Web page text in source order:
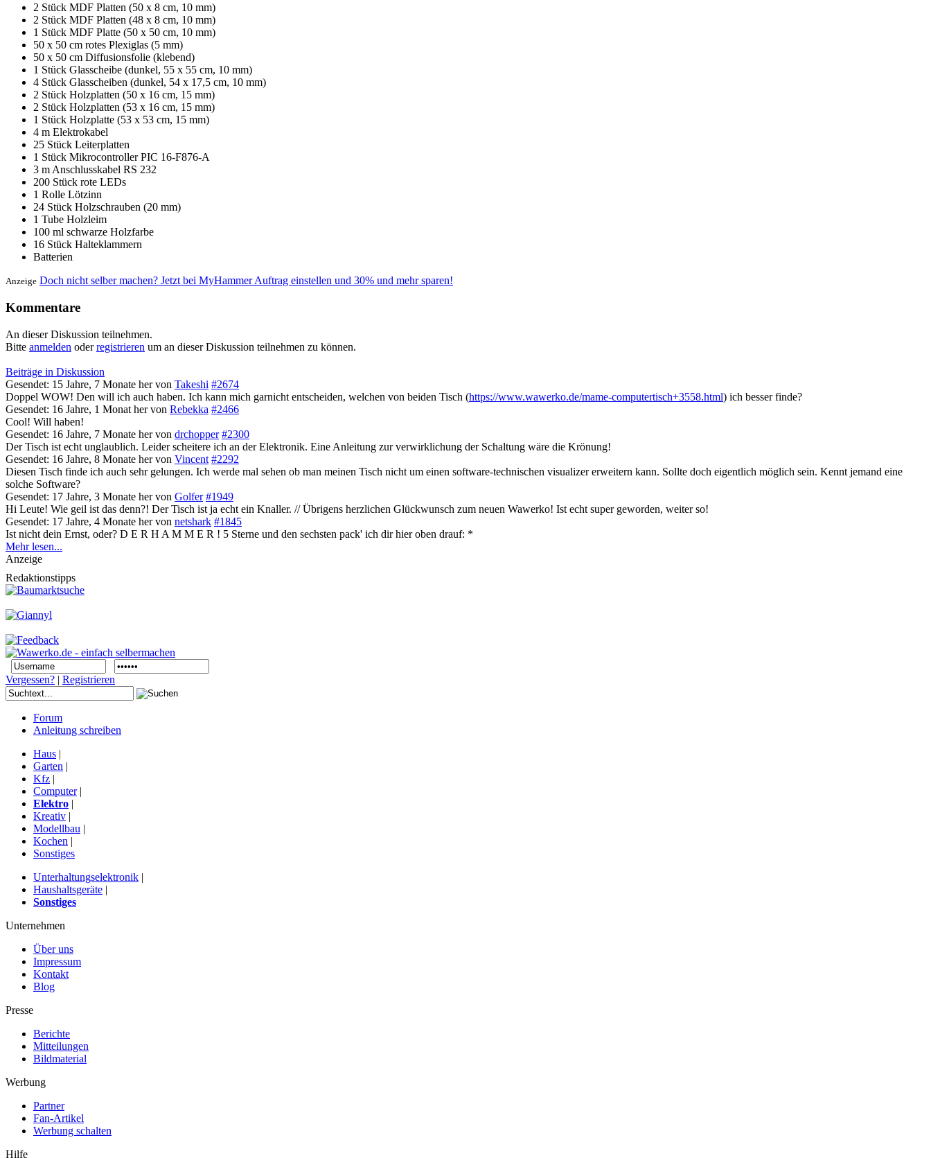
2 Stück MDF Platten (50 x 8 cm, 10 mm)
2 Stück MDF Platten (48 x 8 cm, 10 mm)
1 Stück MDF Platte (50 x 50 cm, 10 mm)
50 x 50 cm rotes Plexiglas (5 mm)
50 x 50 cm Diffusionsfolie (klebend)
1 Stück Glasscheibe (dunkel, 55 x 55 cm, 10 mm)
4 Stück Glasscheiben (dunkel, 54 x 17,5 cm, 10 mm)
2 Stück Holzplatten (50 x 16 cm, 15 mm)
2 Stück Holzplatten (53 x 16 cm, 15 mm)
1 Stück Holzplatte (53 x 53 cm, 15 mm)
4 m Elektrokabel
25 Stück Leiterplatten
1 Stück Mikrocontroller PIC 16-F876-A
3 m Anschlusskabel RS 232
200 Stück rote LEDs
1 Rolle Lötzinn
24 Stück Holzschrauben (20 mm)
1 Tube Holzleim
100 ml schwarze Holzfarbe
16 Stück Halteklammern
Batterien
Anzeige Doch nicht selber machen? Jetzt bei MyHammer Auftrag einstellen und 30% und mehr sparen!
Kommentare
An dieser Diskussion teilnehmen.
Bitte anmelden oderregistrieren um an dieser Diskussion teilnehmen zu können.
Beiträge in Diskussion
Gesendet: 15 Jahre, 7 Monate hervon Takeshi #2674
Doppel WOW! Den will ich auch haben. Ich kann mich garnicht entscheiden, welchen von beiden Tisch (https://www.wawerko.de/mame-computertisch+3558.html) ich besser finde?
Gesendet: 16 Jahre, 1 Monat hervon Rebekka #2466
Cool! Will haben!
Gesendet: 16 Jahre, 7 Monate hervon drchopper #2300
Der Tisch ist echt unglaublich. Leider scheitere ich an der Elektronik. Eine Anleitung zur verwirklichung der Schaltung wäre die Krönung!
Gesendet: 16 Jahre, 8 Monate hervon Vincent #2292
Diesen Tisch finde ich auch sehr gelungen. Ich werde mal sehen ob man meinen Tisch nicht um einen software-technischen visualizer erweitern kann. Sollte doch eigentlich möglich sein. Kennt jemand eine
solche Software?
Gesendet: 17 Jahre, 3 Monate hervon Golfer #1949
Hi Leute! Wie geil ist das denn?! Der Tisch ist ja echt ein Knaller. // Übrigens herzlichen Glückwunsch zum neuen Wawerko! Ist echt super geworden, weiter so!
Gesendet: 17 Jahre, 4 Monate hervon netshark #1845
Ist nicht dein Ernst, oder? D E R H A M M E R ! 5 Sterne und den sechsten pack' ich dir hier oben drauf: *
Mehr lesen...
Anzeige
Redaktionstipps
Vergessen? | Registrieren
Forum
Anleitung schreiben
Haus |
Garten |
Kfz |
Computer|
Elektro |
Kreativ |
Modellbau |
Kochen |
Sonstiges
Unterhaltungselektronik |
Haushaltsgeräte |
Sonstiges
Unternehmen
Über uns
Impressum
Kontakt
Blog
Presse
Berichte
Mitteilungen
Bildmaterial
Werbung
Partner
Fan-Artikel
Werbung schalten
Hilfe